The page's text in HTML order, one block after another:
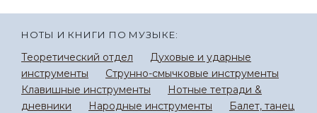
НОТЫ И КНИГИ ПО МУЗЫКЕ:
Теоретический отдел
Духовые и ударные
инструменты
Струнно-смычковые инструменты
Клавишные инструменты
Нотные тетради &
дневники
Народные инструменты Балет, танец